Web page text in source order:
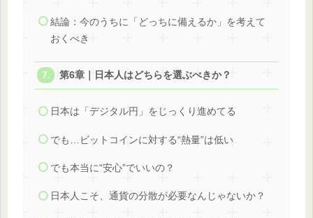
結論：今のうちに「どっちに備えるか」を考えて
おくべき
第6章｜日本人はどちらを選ぶべきか？
日本は「デジタル円」をじっくり進めてる
でも…ビットコインに対する“熱量”は低い
でも本当に“安心”でいいの？
日本人こそ、通貨の分散が必要なんじゃないか？